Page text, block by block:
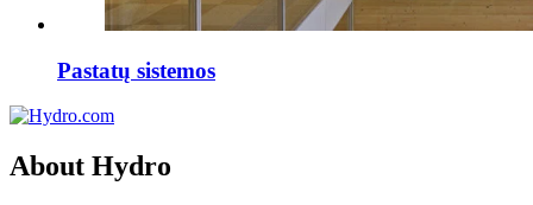
Pastatų sistemos
About Hydro